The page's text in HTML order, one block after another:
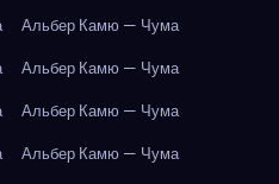
Альбер Камю — Чума
Альбер Камю — Чума
Альбер Камю — Чума
Альбер Камю — Чума